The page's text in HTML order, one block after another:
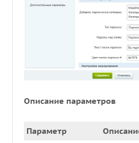
Описание параметров
Параметр